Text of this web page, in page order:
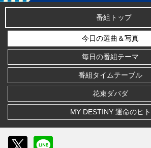
番組トップ
今日の選曲＆写真
毎日の番組テーマ
番組タイムテーブル
花束ダバダ
MY DESTINY 運命のヒト